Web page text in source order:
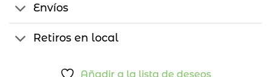
Envíos
Retiros en local
Añadir a la lista de deseos